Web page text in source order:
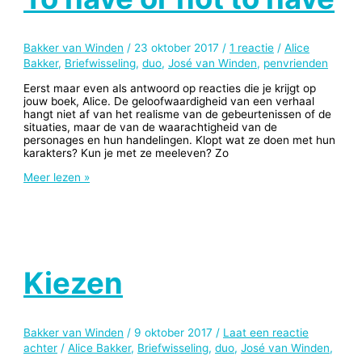
Bakker van Winden / 23 oktober 2017 /1 reactie /Alice
Bakker, Briefwisseling,duo,José van Winden, penvrienden
Eerst maar even als antwoord op reacties die je krijgt op
jouw boek, Alice. De geloofwaardigheid van een verhaal
hangt niet af van het realisme van de gebeurtenissen of de
situaties, maar de van de waarachtigheid van de
personages en hun handelingen. Klopt wat ze doen met hun
karakters? Kun je met ze meeleven? Zo
To
Meer lezen »
Kiezen
Bakker van Winden / 9 oktober 2017/ Laat een reactie
achter /Alice Bakker, Briefwisseling,duo,José van Winden,